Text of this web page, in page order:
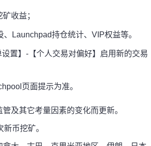
收益；
Launchpad持仓统计、VIP权益等。
置】-【个人交易对偏好】启用新的交易
页面提示为准。
及其它考量因素的变化而更新。
币挖矿。